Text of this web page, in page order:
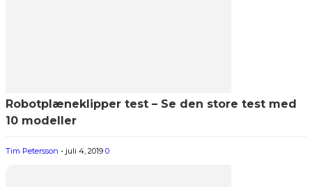
Robotplæneklipper test – Se den store test med
10 modeller
Tim Petersson - juli 4, 2019 0